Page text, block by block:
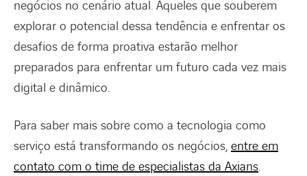
negócios no cenário atual. Aqueles que souberem
explorar o potencial dessa tendência e enfrentar os
desafios de forma proativa estarão melhor
preparados para enfrentar um futuro cada vez mais
digital e dinâmico.
Para saber mais sobre como a tecnologia como
serviço está transformando os negócios, entre em
contato com o time de especialistas da Axians.